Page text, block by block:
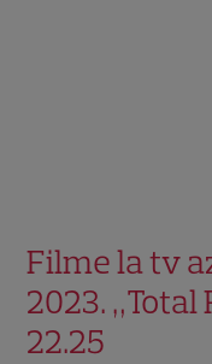
Filme la tv
2023. „Total
22.25